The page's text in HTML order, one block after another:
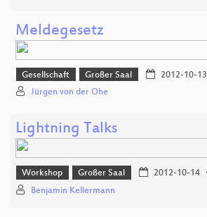
Meldegesetz
Gesellschaft Großer Saal 2012-10-13
Jürgen von der Ohe
Lightning Talks
Workshop Großer Saal 2012-10-14
Benjamin Kellermann